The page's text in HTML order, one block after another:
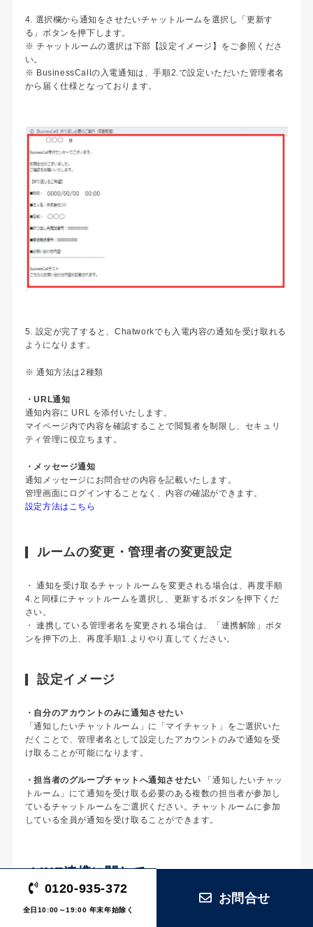
4. 選択欄から通知をさせたいチャットルームを選択し「更新す
る」ボタンを押下します。
※ チャットルームの選択は下部【設定イメージ】をご参照くださ
い。
※ BusinessCallの入電通知は、手順2.で設定いただいた管理者名
から届く仕様となっております。
5. 設定が完了すると、Chatworkでも入電内容の通知を受け取れる
ようになります。
※ 通知方法は2種類
・URL通知
通知内容に URL を添付いたします。
マイページ内で内容を確認することで閲覧者を制限し、セキュリ
ティ管理に役立ちます。
・メッセージ通知
通知メッセージにお問合せの内容を記載いたします。
管理画面にログインすることなく、内容の確認ができます。
設定方法はこちら
ルームの変更・管理者の変更設定
・ 通知を受け取るチャットルームを変更される場合は、再度手順
4.と同様にチャットルームを選択し、更新するボタンを押下くだ
さい。
・ 連携している管理者名を変更される場合は、「連携解除」ボタ
ンを押下の上、再度手順1.よりやり直してください。
設定イメージ
・自分のアカウントのみに通知させたい
「通知したいチャットルーム」に「マイチャット」をご選択いた
だくことで、管理者名として設定したアカウントのみで通知を受
け取ることが可能になります。
・担当者のグループチャットへ通知させたい 「通知したいチャッ
トルーム」にて通知を受け取る必要のある複数の担当者が参加し
ているチャットルームをご選択ください。チャットルームに参加
している全員が通知を受け取ることができます。
LINE連携に関して
オペレーターによる入電内容の登録時に、メールだけではなくLIN
0120-935-372
全日10:00～19:00 年末年始除く
お問合せ